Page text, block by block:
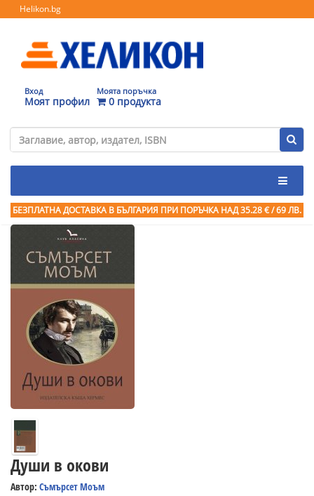
Helikon.bg
Вход
Моят профил
Моята поръчка
0 продукта
БЕЗПЛАТНА ДОСТАВКА В БЪЛГАРИЯ ПРИ ПОРЪЧКА НАД 35.28 € / 69 ЛВ.
Души в окови
Автор: Съмърсет Моъм